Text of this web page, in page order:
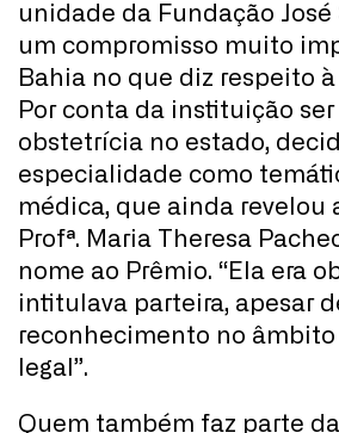
unidade da Fundação José
um compromisso muito
Bahia no que diz respeito
Por conta da instituição
obstetrícia no estado,
especialidade como
médica, que ainda revelou
Profª. Maria Theresa
nome ao Prêmio. “Ela era
intitulava parteira, apesar
reconhecimento no
legal”.
Quem também faz parte